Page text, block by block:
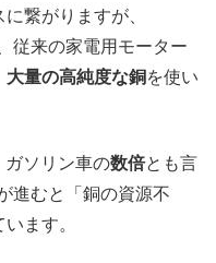
繋がりますが、
従来の家電用モーター
大量の高純度な銅 を使い
ソリン車の数倍とも言
進むと「銅の資源不
ます。